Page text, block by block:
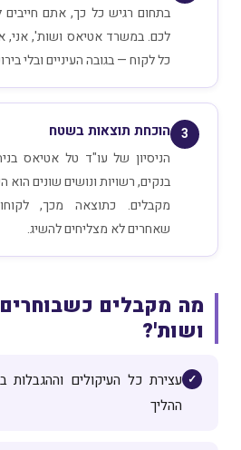
בתחום רגיש כל כך, אתם
לכם. במשרד אטיאס ושות', אני,
כל לקוח — בגובה העיניים ובלי
3 הוכחת תוצאות בשטח
הניסיון של עו"ד טל אטיאס
בנקים, רשויות ונושים שונים הוא
מקבלים. כתוצאה מכך,
שאחרים לא מצליחים להשיג.
מה מקבלים
ושות'?
עצירת כל העיקולים וההגבלות
ההליך